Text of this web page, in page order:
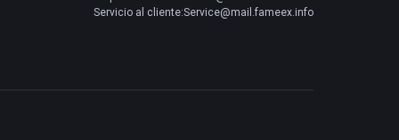
Servicio al cliente:Service@mail.fameex.info